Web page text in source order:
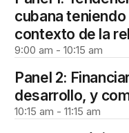
cubana
contexto de la
9:00 am - 10:15 am
Panel 2:
desarrollo, y
10:15 am - 11:15 am